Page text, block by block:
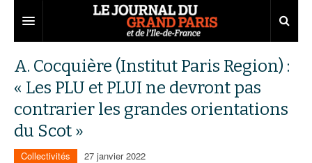
Territoires
Aménagement
Entreprises
A. Cocquière (Institut Paris Region) :
« Les PLU et PLUI ne devront pas
contrarier les grandes orientations
du Scot »
Collectivités 27 janvier 2022